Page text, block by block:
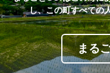
し、この町すべての
まる